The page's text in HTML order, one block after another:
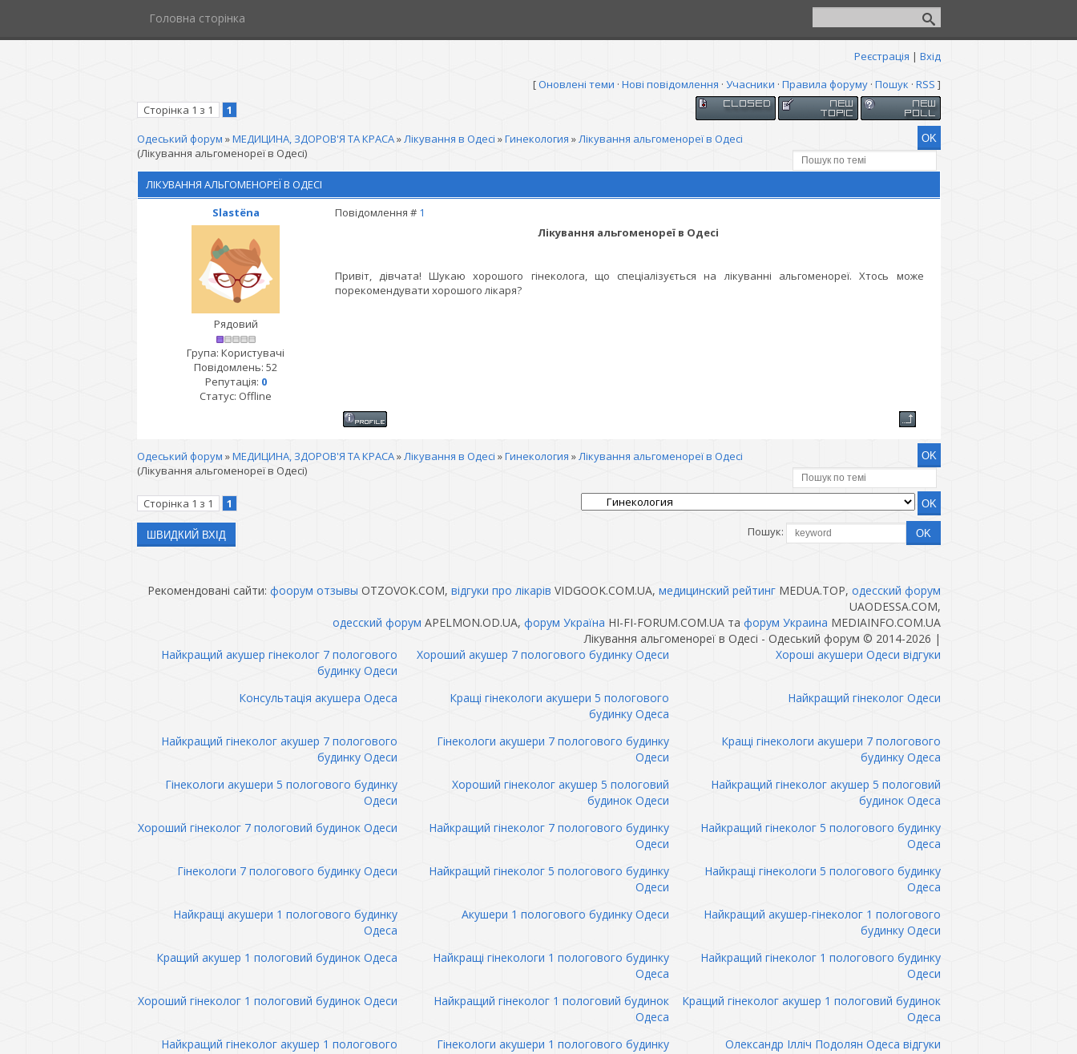
Головна сторінка
Реєстрація | Вхід
[Оновлені теми · Нові повідомлення · Учасники · Правила форуму· Пошук · RSS ]
Сторінка 1 з 1
1
Одеський форум »МЕДИЦИНА, ЗДОРОВ'Я ТА КРАСА»Лікування в Одесі »Гинекология »Лікування альгоменореї в Одесі
(Лікування альгоменореї в Одесі)
ЛІКУВАННЯ АЛЬГОМЕНОРЕЇ В ОДЕСІ
Slastёna
Повідомлення # 1
Рядовий
Група: Користувачі
Повідомлень: 52
Репутація: 0
Статус: Offline
Лікування альгоменореї в Одесі
Привіт, дівчата! Шукаю хорошого гінеколога, що спеціалізується на лікуванні альгоменореї. Хтось може
порекомендувати хорошого лікаря?
Одеський форум »МЕДИЦИНА, ЗДОРОВ'Я ТА КРАСА»Лікування в Одесі »Гинекология »Лікування альгоменореї в Одесі
(Лікування альгоменореї в Одесі)
Сторінка 1 з 1
1
Пошук:
Рекомендовані сайти: фоорум отзывы OTZOVOK.COM, відгуки про лікарів VIDGOOK.COM.UA, медицинский рейтингMEDUA.TOP, одесский форум
UAODESSA.COM,
одесский форум APELMON.OD.UA, форум Україна HI-FI-FORUM.COM.UA та форум Украина MEDIAINFO.COM.UA
Лікування альгоменореї в Одесі - Одеський форум © 2014-2026 |
Найкращий акушер гінеколог 7 пологового
будинку Одеси
Хороший акушер 7 пологового будинку Одеси Хороші акушери Одеси відгуки
Консультація акушера Одеса
Кращі гінекологи акушери 5 пологового
будинку Одеса
Найкращий гінеколог Одеси
Найкращий гінеколог акушер 7 пологового
будинку Одеси
Гінекологи акушери 7 пологового будинку
Одеси
Кращі гінекологи акушери 7 пологового
будинку Одеса
Гінекологи акушери 5 пологового будинку
Одеси
Хороший гінеколог акушер 5 пологовий
будинок Одеси
Найкращий гінеколог акушер 5 пологовий
будинок Одеса
Хороший гінеколог 7 пологовий будинок Одеси
Найкращий гінеколог 7 пологового будинку
Одеси
Найкращий гінеколог 5 пологового будинку
Одеса
Гінекологи 7 пологового будинку Одеси
Найкращий гінеколог 5 пологового будинку
Одеси
Найкращі гінекологи 5 пологового будинку
Одеса
Найкращі акушери 1 пологового будинку
Одеса
Акушери 1 пологового будинку Одеси
Найкращий акушер-гінеколог 1 пологового
будинку Одеси
Кращий акушер 1 пологовий будинок Одеса
Найкращі гінекологи 1 пологового будинку
Одеса
Найкращий гінеколог 1 пологового будинку
Одеси
Хороший гінеколог 1 пологовий будинок Одеси
Найкращий гінеколог 1 пологовий будинок
Одеса
Кращий гінеколог акушер 1 пологовий будинок
Одеса
Найкращий гінеколог акушер 1 пологового
Гінекологи акушери 1 пологового будинку
Олександр Ілліч Подолян Одеса відгуки